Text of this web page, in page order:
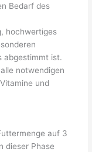
Bedarf des
hochwertiges
abgestimmt ist.
notwendigen
und
auf 3
dieser Phase